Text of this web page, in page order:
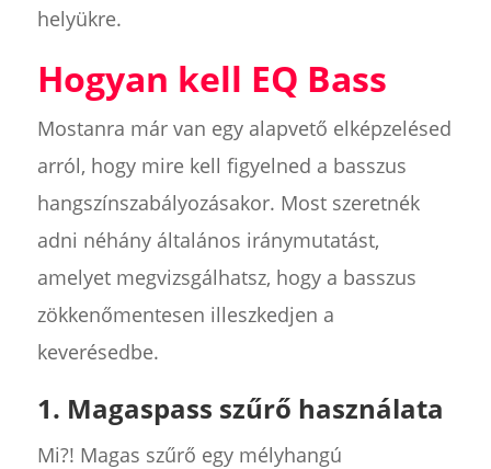
helyükre.
Hogyan kell EQ Bass
Mostanra már van egy alapvető elképzelésed
arról, hogy mire kell figyelned a basszus
hangszínszabályozásakor. Most szeretnék
adni néhány általános iránymutatást,
amelyet megvizsgálhatsz, hogy a basszus
zökkenőmentesen illeszkedjen a
keverésedbe.
1. Magaspass szűrő használata
Mi?! Magas szűrő egy mélyhangú